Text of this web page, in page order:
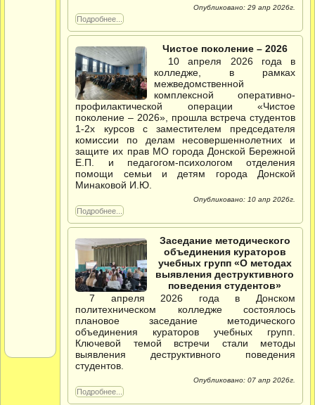
Опубликовано: 29 апр 2026г.
Подробнее...
Чистое поколение – 2026
10 апреля 2026 года в
колледже, в рамках
межведомственной
комплексной оперативно-
профилактической операции «Чистое
поколение – 2026», прошла встреча студентов
1-2х курсов с заместителем председателя
комиссии по делам несовершеннолетних и
защите их прав МО города Донской Бережной
Е.П. и педагогом-психологом отделения
помощи семьи и детям города Донской
Минаковой И.Ю.
Опубликовано: 10 апр 2026г.
Подробнее...
Заседание методического
объединения кураторов
учебных групп «О методах
выявления деструктивного
поведения студентов»
7 апреля 2026 года в Донском
политехническом колледже состоялось
плановое заседание методического
объединения кураторов учебных групп.
Ключевой темой встречи стали методы
выявления деструктивного поведения
студентов.
Опубликовано: 07 апр 2026г.
Подробнее...